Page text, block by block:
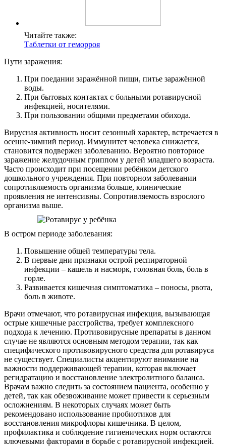
Читайте также:
Таблетки от геморроя
Пути заражения:
При поедании заражённой пищи, питье заражённой
воды.
При бытовых контактах с больными ротавирусной
инфекцией, носителями.
При пользовании общими предметами обихода.
Вирусная активность носит сезонный характер, встречается в
осенне-зимний период. Иммунитет человека снижается,
становится подвержен заболеванию. Вероятно повторное
заражение желудочным гриппом у детей младшего возраста.
Часто происходит при посещении ребёнком детского
дошкольного учреждения. При повторном заболевании
сопротивляемость организма больше, клинические
проявления не интенсивны. Сопротивляемость взрослого
организма выше.
В остром периоде заболевания:
Повышение общей температуры тела.
В первые дни признаки острой респираторной
инфекции – кашель и насморк, головная боль, боль в
горле.
Развивается кишечная симптоматика – поносы, рвота,
боль в животе.
Врачи отмечают, что ротавирусная инфекция, вызывающая
острые кишечные расстройства, требует комплексного
подхода к лечению. Противовирусные препараты в данном
случае не являются основным методом терапии, так как
специфического противовирусного средства для ротавируса
не существует. Специалисты акцентируют внимание на
важности поддерживающей терапии, которая включает
регидратацию и восстановление электролитного баланса.
Врачам важно следить за состоянием пациента, особенно у
детей, так как обезвоживание может привести к серьезным
осложнениям. В некоторых случаях может быть
рекомендовано использование пробиотиков для
восстановления микрофлоры кишечника. В целом,
профилактика и соблюдение гигиенических норм остаются
ключевыми факторами в борьбе с ротавирусной инфекцией.